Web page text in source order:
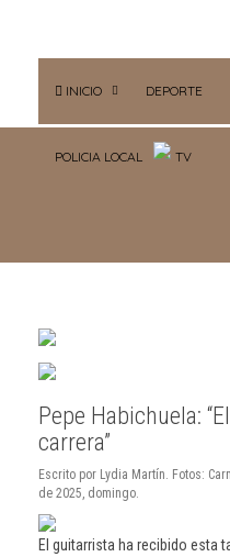
INICIO DEPORTE
POLICIA LOCAL TV
Pepe Habichuela:
carrera”
Escrito por Lydia Martín. Fotos:
de 2025, domingo.
El guitarrista ha recibido esta